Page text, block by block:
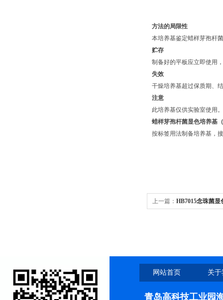
方法的局限性
本培养基鉴定蜡样芽孢杆
贮存
制备好的平板应立即使用
失效
干燥培养基超过保质期、
注意
此培养基仅供实验室使用。
蜡样芽孢杆菌显色培养基
按标签用法制备培养基，
上一篇： HB7015念珠菌显
网站首页 关
青岛高科技工业园